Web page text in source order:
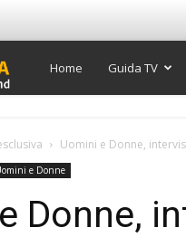
Super
TV
Home Guida TV
Uomini e Donne,
e Donne
Donne,